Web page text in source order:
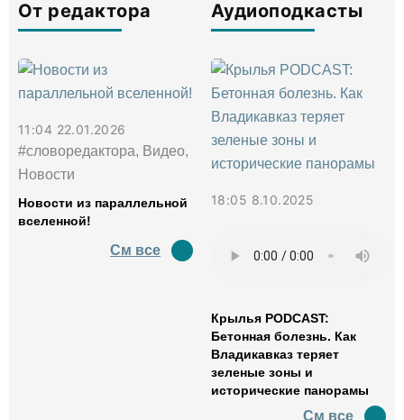
От редактора
11:04 22.01.2026
#словоредактора, Видео,
Новости
Новости из параллельной
вселенной!
См все
Аудиоподкасты
18:05 8.10.2025
Крылья PODCAST:
Бетонная болезнь. Как
Владикавказ теряет
зеленые зоны и
исторические панорамы
См все